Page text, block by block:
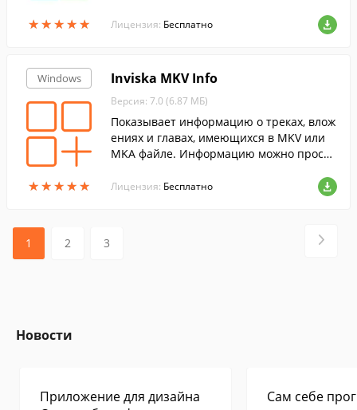
★★★★★
★★★★★
файлов.
Лицензия: Бесплатно
Windows
★★★★★
★★★★★
Inviska MKV Info
Версия: 7.0 (6.87 МБ)
Показывает информацию о треках, влож
ениях и главах, имеющихся в MKV или
MKA файле. Информацию можно просм
кста.
Лицензия: Бесплатно
1 2 3
Новости
Приложение для дизайна
Сам себе